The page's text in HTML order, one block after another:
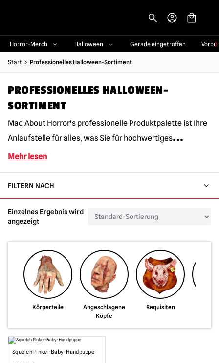
Horror-Merch Halloween Gerade eingetroffen
Start Professionelles Halloween-Sortiment
PROFESSIONELLES HALLOWEEN-
SORTIMENT
Mad About Horror's professionelle Produktpalette ist Ihre
Anlaufstelle für alles, was Sie für hochwertiges...
Mehr lesen
FILTERN NACH
Einzelnes Ergebnis wird
angezeigt
Körperteile
Abgeschlagene
Köpfe
Requisiten
Squelch Pinkel-Baby-Handpuppe